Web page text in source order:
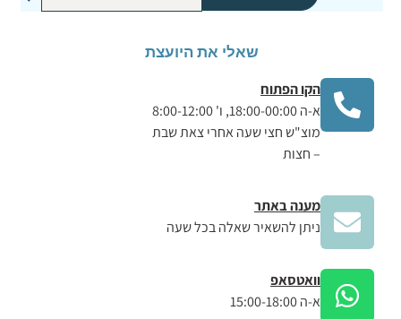
שאלי את היועצת
הקו הפתוח
א-ה 18:00-00:00, ו' 8:00-12:00
מוצ"ש חצי שעה אחרי צאת שבת
– חצות
מענה באתר
ניתן להשאיר שאלה בכל שעה
וואטסאפ
א-ה 15:00-18:00